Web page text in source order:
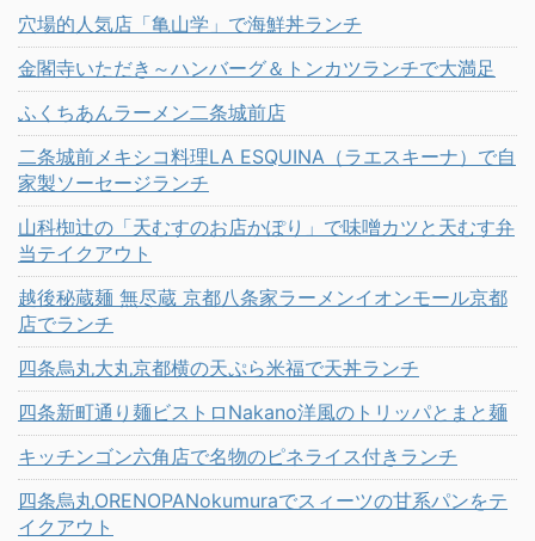
穴場的人気店「亀山学」で海鮮丼ランチ
金閣寺いただき～ハンバーグ＆トンカツランチで大満足
ふくちあんラーメン二条城前店
二条城前メキシコ料理LA ESQUINA（ラエスキーナ）で自
家製ソーセージランチ
山科椥辻の「天むすのお店かぽり」で味噌カツと天むす弁
当テイクアウト
越後秘蔵麺 無尽蔵 京都八条家ラーメンイオンモール京都
店でランチ
四条烏丸大丸京都横の天ぷら米福で天丼ランチ
四条新町通り麺ビストロNakano洋風のトリッパとまと麺
キッチンゴン六角店で名物のピネライス付きランチ
四条烏丸ORENOPANokumuraでスィーツの甘系パンをテ
イクアウト